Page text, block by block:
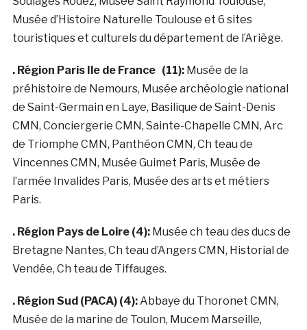
Musée d’Histoire Naturelle Toulouse et 6 sites
touristiques et culturels du département de l’Ariège.
. Région Paris Ile de France (11):Musée de la
préhistoire de Nemours, Musée archéologie national
de Saint-Germain en Laye, Basilique de Saint-Denis
CMN, Conciergerie CMN, Sainte-Chapelle CMN, Arc
de Triomphe CMN, Panthéon CMN, Ch teau de
Vincennes CMN, Musée Guimet Paris, Musée de
l’armée Invalides Paris, Musée des arts et métiers
Paris.
. Région Pays de Loire (4):Musée ch teau des ducs de
Bretagne Nantes, Ch teau d’Angers CMN, Historial de
Vendée, Ch teau de Tiffauges.
. Région Sud (PACA) (4):Abbaye du Thoronet CMN,
Musée de la marine de Toulon, Mucem Marseille,